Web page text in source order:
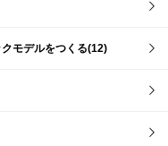
モデルをつくる(12)